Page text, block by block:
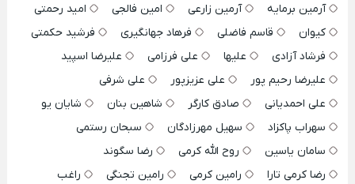
آرمین برمایه
آرمین زارعی امین فالجی
امید رحمتی
کیوان
قاسم فاضلی فرهاد جهانگیری
فرشید حکمتی
فرشاد آزادی
علیها علی فرزامی
علیرضا اسپید
علیرضا رحیم پور
علی عزیزپور
علی شرفی
علی احمدیانی
صادق کارگر شاهین بنان
شایان یو
سهراب پاکزاد
سهیل مهرزادگان
سبحان رستمی
سامان یاسین
روح الله کرمی
رضا سگوند
رضا کرمی تارا
رامین کرمی رامین تجنگی
راغب